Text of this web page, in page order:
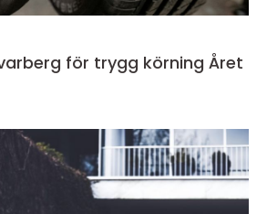
för trygg körning Året